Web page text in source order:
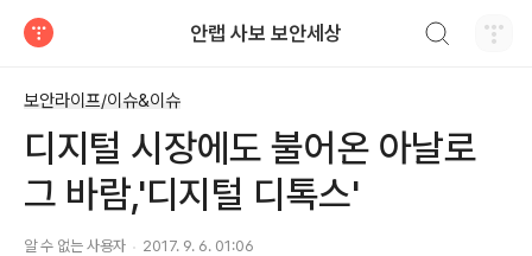
안랩 사보 보안세상
보안라이프/이슈&이슈
디지털 시장에도 불어온 아날로
그 바람,'디지털 디톡스'
알 수 없는 사용자 2017. 9. 6. 01:06